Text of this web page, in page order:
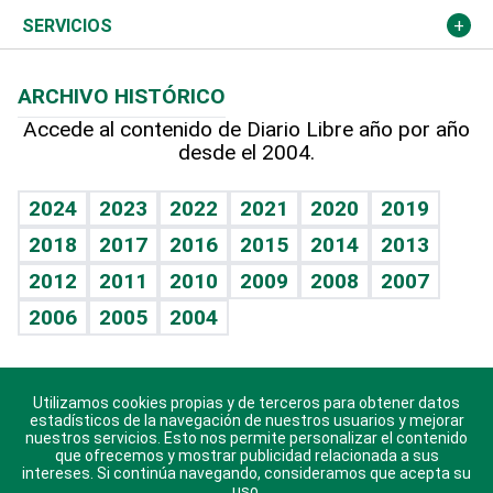
Resto del mundo
Economía personal
Podcast Arte Libre
Hablando con el pediatra
Vida y familia
Eñe
Celebrando la vida
Sin complejos
En pocas palabras
Escuchando al corazón
Economía Personal
Más deportes
Línea de hit
TBT Deportivo
Columnistas
Más firmas
Cambio climático
Opinión
Hecho en casa
Guía del dinero
SERVICIOS
Cumpleaños
Horóscopos
Crucigramas
ARCHIVO HISTÓRICO
Accede al contenido de Diario Libre año por año
desde el 2004.
2024 2023 2022 2021 2020
2019
2018
2017 2016 2015 2014
2013
2012
2011 2010 2009 2008
2007
2006
2005 2004
Descarga nuestras aplicaciones para Android, iOS y
sistema Huawei.
Utilizamos cookies propias y de terceros para obtener datos
estadísticos de la navegación de nuestros usuarios y mejorar
nuestros servicios. Esto nos permite personalizar el contenido
que ofrecemos y mostrar publicidad relacionada a sus
intereses. Si continúa navegando, consideramos que acepta su